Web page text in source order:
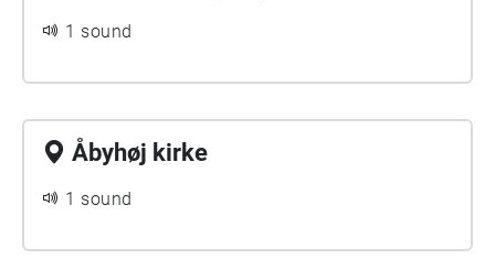
1 sound
Åbyhøj kirke
1 sound